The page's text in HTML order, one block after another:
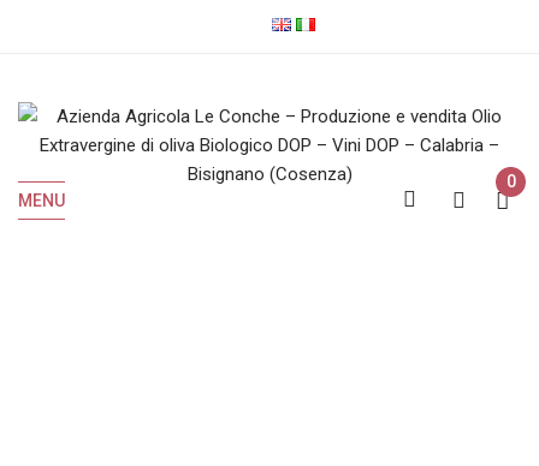
MENU
0